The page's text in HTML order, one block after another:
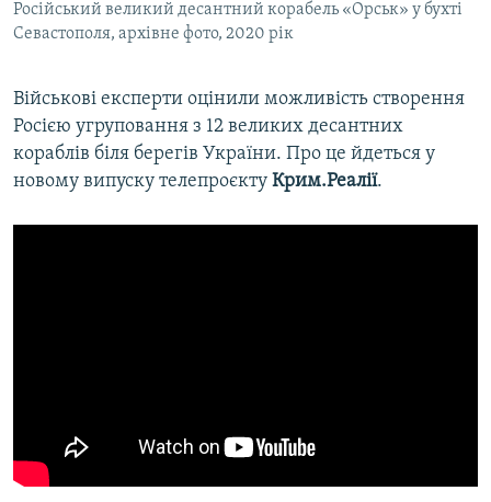
ІНФОГРАФІКА
ДОЛУЧАЙСЯ!
Усі сайти RFE/RL
Російський великий десантний корабель «Орськ» у бухті
Севастополя, архівне фото, 2020 рік
Військові експерти оцінили можливість створення
Росією угруповання з 12 великих десантних
кораблів біля берегів України. Про це йдеться у
новому випуску телепроєкту Крим.Реалії.